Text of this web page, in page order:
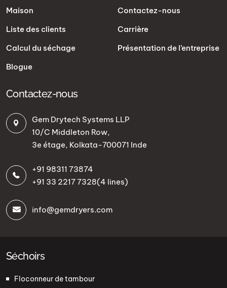
Maison
Liste des clients
Calcul du séchage
Blogue
Contactez-nous
Carrière
Présentation de l’entreprise
Contactez-nous
Gem Drytech Systems LLP
10/C Middleton Row,
3e étage, Kolkata-700071 Inde
+91 98311 73874
+91 33 2217 7328(4 lines)
info@gemdryers.com
Séchoirs
Floconneur de tambour